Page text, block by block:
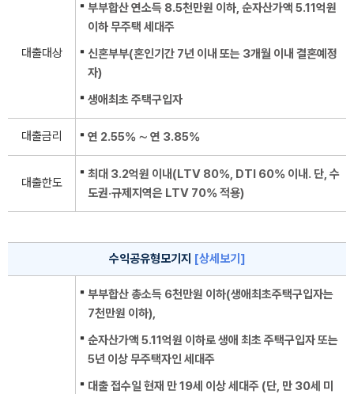
대출대상
부부합산 연소득 8.5천만원 이하, 순자산가액 5.11억원
이하 무주택 세대주
신혼부부(혼인기간 7년 이내 또는 3개월 이내 결혼예정
자)
생애최초 주택구입자
대출금리 연 2.55% ∼ 연 3.85%
대출한도
최대 3.2억원 이내(LTV 80%, DTI 60% 이내. 단, 수
도권·규제지역은 LTV 70% 적용)
수익공유형모기지 [상세보기]
부부합산 총소득 6천만원 이하(생애최초주택구입자는
7천만원 이하),
순자산가액 5.11억원 이하로 생애 최초 주택구입자 또는
5년 이상 무주택자인 세대주
대출 접수일 현재 만 19세 이상 세대주 (단, 만 30세 미